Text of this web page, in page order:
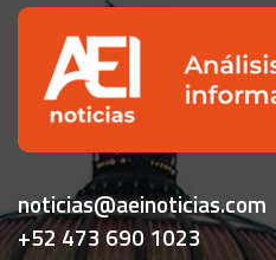
noticias@aeinoticias.com
+52 473 690 1023